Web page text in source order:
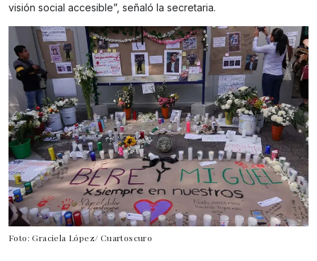
visión social accesible”, señaló la secretaria.
Foto: Graciela López/ Cuartoscuro